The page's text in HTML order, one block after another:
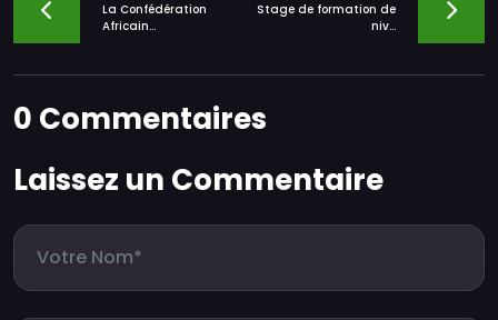
La Confédération
Africain...
Stage de formation de
niv...
0 Commentaires
Laissez un Commentaire